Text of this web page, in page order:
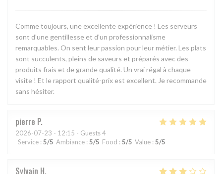
Comme toujours, une excellente expérience ! Les serveurs
sont d’une gentillesse et d’un professionnalisme
remarquables. On sent leur passion pour leur métier. Les plats
sont succulents, pleins de saveurs et préparés avec des
produits frais et de grande qualité. Un vrai régal à chaque
visite ! Et le rapport qualité-prix est excellent. Je recommande
sans hésiter.
pierre P
2026-07-23 - 12:15 - Guests 4
Service : 5/5 Ambiance : 5/5 Food : 5/5 Value : 5/5
Sylvain H